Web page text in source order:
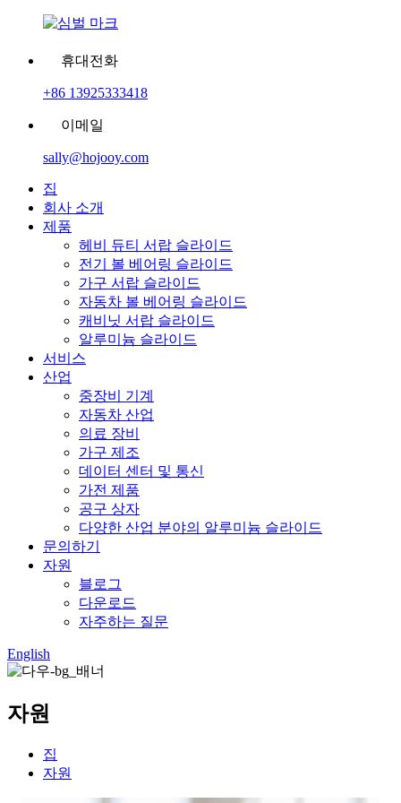
휴대전화
+86 13925333418
이메일
sally@hojooy.com
집
회사 소개
제품
헤비 듀티 서랍 슬라이드
전기 볼 베어링 슬라이드
가구 서랍 슬라이드
자동차 볼 베어링 슬라이드
캐비닛 서랍 슬라이드
알루미늄 슬라이드
서비스
산업
중장비 기계
자동차 산업
의료 장비
가구 제조
데이터 센터 및 통신
가전 ​​제품
공구 상자
다양한 산업 분야의 알루미늄 슬라이드
문의하기
자원
블로그
다운로드
자주하는 질문
English
자원
집
자원